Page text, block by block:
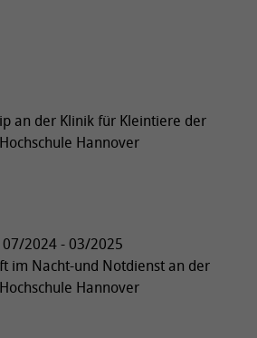
an der Klinik für Kleintiere der
Hannover
2024 - 03/2025
im Nacht-und Notdienst an der
Hannover